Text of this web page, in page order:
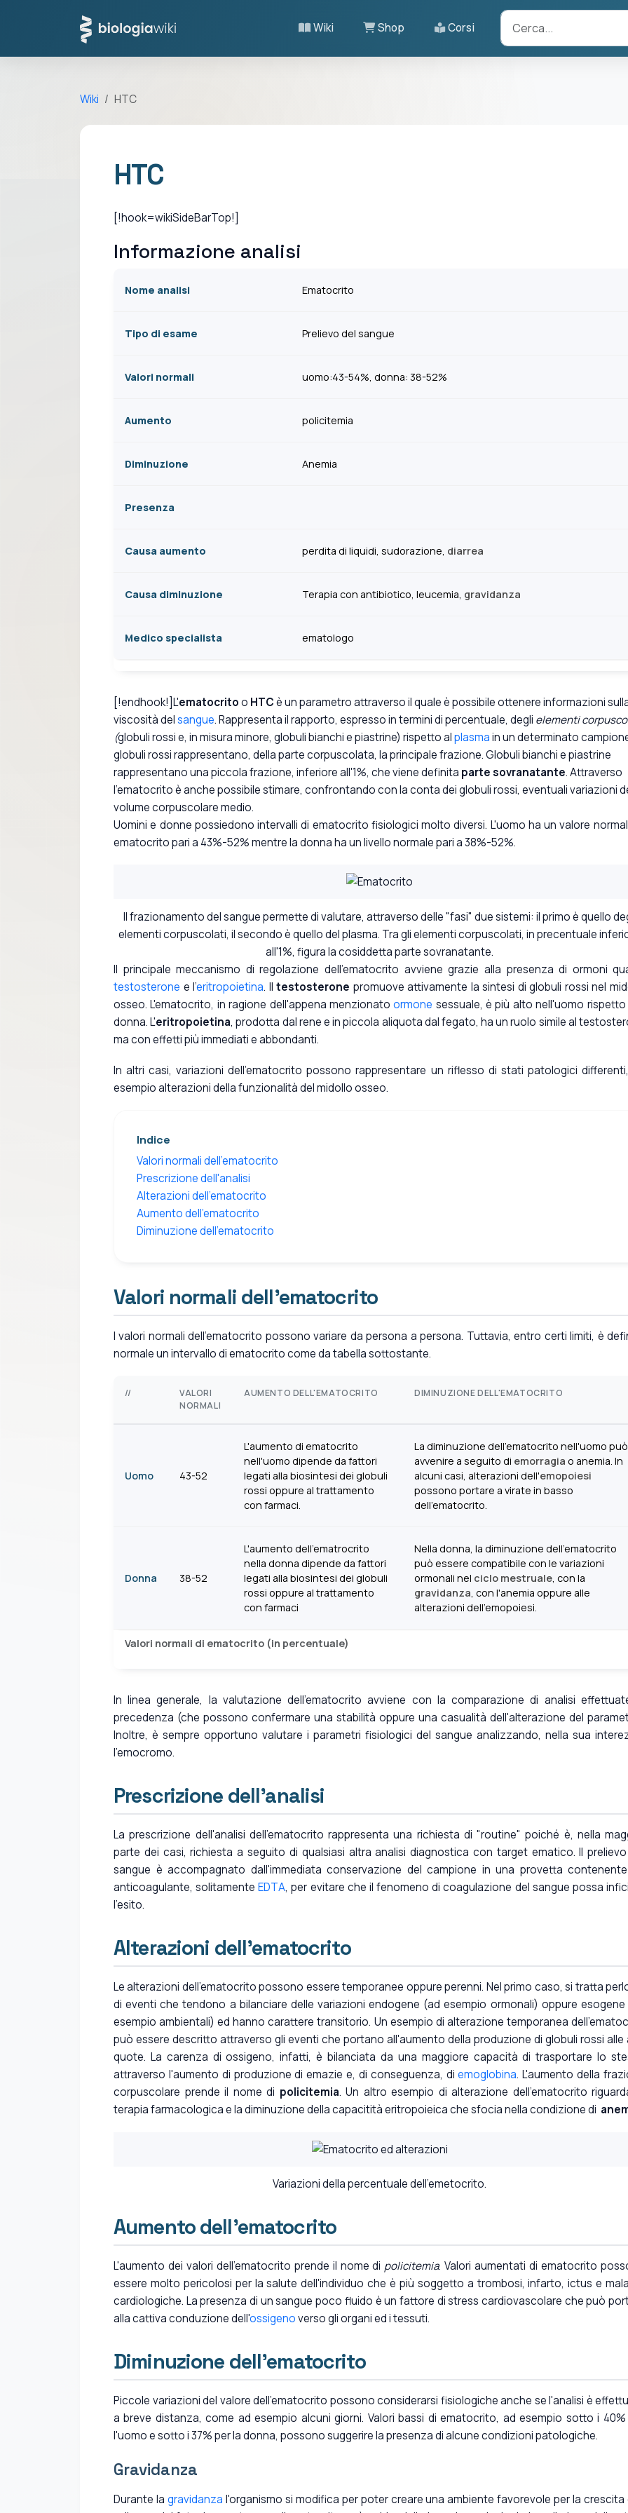
Wiki Shop Corsi
Wiki HTC
HTC
[!hook=wikiSideBarTop!]
Informazione analisi
Nome analisi Ematocrito
Tipo di esame Prelievo del sangue
Valori normali uomo:43-54%, donna: 38-52%
Aumento policitemia
Diminuzione Anemia
Presenza
Causa aumento perdita di liquidi, sudorazione, diarrea
Causa diminuzione Terapia con antibiotico, leucemia, gravidanza
Medico specialista ematologo
[!endhook!]L'ematocritoo HTCè un parametro attraverso il quale è possibile ottenere informazioni
viscosità delsangue. Rappresenta il rapporto, espresso in termini di percentuale, degli elementi
(globuli rossi e, in misura minore, globuli bianchi e piastrine) rispetto alplasmain un determinato
globuli rossi rappresentano, della parte corpuscolata, la principale frazione. Globuli bianchi e piastrine
rappresentano una piccola frazione, inferiore all'1%, che viene definita parte sovranatante. Attraverso
l'ematocrito è anche possibile stimare, confrontando con la conta dei globuli rossi, eventuali variazioni
volume corpuscolare medio.
Uomini e donne possiedono intervalli di ematocrito fisiologici molto diversi. L'uomo ha un valore
ematocrito pari a 43%-52% mentre la donna ha un livello normale pari a 38%-52%.
Il frazionamento del sangue permette di valutare, attraverso delle "fasi" due sistemi: il primo è quello
elementi corpuscolati, il secondo è quello del plasma. Tra gli elementi corpuscolati, in precentuale
all'1%, figura la cosiddetta parte sovranatante.
Il principale meccanismo di regolazione dell'ematocrito avviene grazie alla presenza di ormoni
testosterone e l'eritropoietina. Iltestosterone promuove attivamente la sintesi di globuli rossi nel
osseo. L'ematocrito, in ragione dell'appena menzionatoormone sessuale, è più alto nell'uomo rispetto
donna. L'eritropoietina, prodotta dal rene e in piccola aliquota dal fegato, ha un ruolo simile al
ma con effetti più immediati e abbondanti.
In altri casi, variazioni dell'ematocrito possono rappresentare un riflesso di stati patologici
esempio alterazioni della funzionalità del midollo osseo.
Indice
Valori normali dell'ematocrito
Prescrizione dell'analisi
Alterazioni dell'ematocrito
Aumento dell'ematocrito
Diminuzione dell'ematocrito
Valori normali dell'ematocrito
I valori normali dell'ematocrito possono variare da persona a persona. Tuttavia, entro certi limiti, è
normale un intervallo di ematocrito come da tabella sottostante.
Valori normali di ematocrito (in percentuale)
//
VALORI
NORMALI
AUMENTO DELL'EMATOCRITO DIMINUZIONE DELL'EMATOCRITO
Uomo 43-52
L'aumento di ematocrito
nell'uomo dipende da fattori
legati alla biosintesi dei globuli
rossi oppure al trattamento
con farmaci.
La diminuzione dell'ematocrito nell'uomo può
avvenire a seguito di emorragia o anemia. In
alcuni casi, alterazioni dell'emopoiesi
possono portare a virate in basso
dell'ematocrito.
Donna 38-52
L'aumento dell'ematrocrito
nella donna dipende da fattori
legati alla biosintesi dei globuli
rossi oppure al trattamento
con farmaci
Nella donna, la diminuzione dell'ematocrito
può essere compatibile con le variazioni
ormonali nel ciclo mestruale, con la
gravidanza, con l'anemia oppure alle
alterazioni dell'emopoiesi.
In linea generale, la valutazione dell'ematocrito avviene con la comparazione di analisi
precedenza (che possono confermare una stabilità oppure una casualità dell'alterazione del
Inoltre, è sempre opportuno valutare i parametri fisiologici del sangue analizzando, nella sua
l'emocromo.
Prescrizione dell'analisi
La prescrizione dell'analisi dell'ematocrito rappresenta una richiesta di "routine" poiché è, nella
parte dei casi, richiesta a seguito di qualsiasi altra analisi diagnostica con target ematico. Il
sangue è accompagnato dall'immediata conservazione del campione in una provetta
anticoagulante, solitamenteEDTA, per evitare che il fenomeno di coagulazione del sangue possa
l'esito.
Alterazioni dell'ematocrito
Le alterazioni dell'ematocrito possono essere temporanee oppure perenni. Nel primo caso, si tratta
di eventi che tendono a bilanciare delle variazioni endogene (ad esempio ormonali) oppure
esempio ambientali) ed hanno carattere transitorio. Un esempio di alterazione temporanea
può essere descritto attraverso gli eventi che portano all'aumento della produzione di globuli rossi alle
quote. La carenza di ossigeno, infatti, è bilanciata da una maggiore capacità di trasportare lo
attraverso l'aumento di produzione di emazie e, di conseguenza, diemoglobina. L'aumento della
corpuscolare prende il nome di policitemia. Un altro esempio di alterazione dell'ematocrito
terapia farmacologica e la diminuzione della capacitità eritropoieica che sfocia nella condizione di
Variazioni della percentuale dell'emetocrito.
Aumento dell'ematocrito
L'aumento dei valori dell'ematocrito prende il nome di policitemia. Valori aumentati di ematocrito
essere molto pericolosi per la salute dell'individuo che è più soggetto a trombosi, infarto, ictus e
cardiologiche. La presenza di un sangue poco fluido è un fattore di stress cardiovascolare che può
alla cattiva conduzione dell'ossigenoverso gli organi ed i tessuti.
Diminuzione dell'ematocrito
Piccole variazioni del valore dell'ematocrito possono considerarsi fisiologiche anche se l'analisi è
a breve distanza, come ad esempio alcuni giorni. Valori bassi di ematocrito, ad esempio sotto i
l'uomo e sotto i 37% per la donna, possono suggerire la presenza di alcune condizioni patologiche.
Gravidanza
Durante la gravidanza l'organismo si modifica per poter creare una ambiente favorevole per la crescita